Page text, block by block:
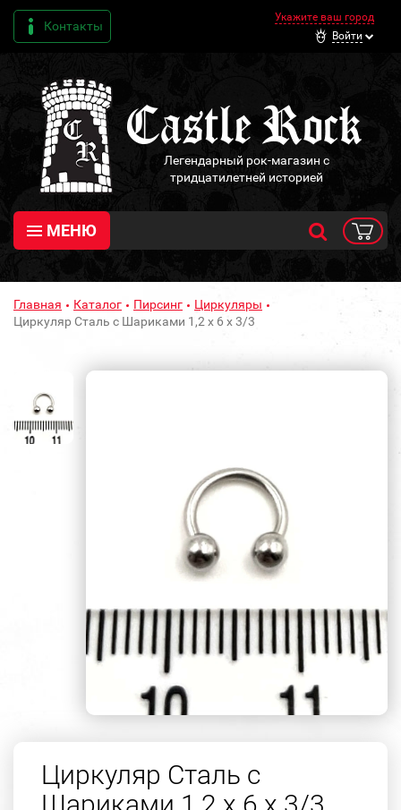
Контакты
Укажите ваш город
Войти
Легендарный рок-магазин с
тридцатилетней историей
МЕНЮ
Главная Каталог Пирсинг
Циркуляры
Циркуляр Сталь с Шариками 1,2 х 6 х 3/3
Циркуляр Сталь с